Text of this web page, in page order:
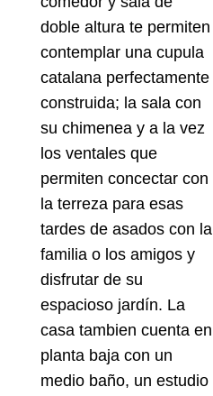
doble altura te permiten
contemplar una cupula
catalana perfectamente
construida; la sala con
su chimenea y a la vez
los ventales que
permiten concectar con
la terreza para esas
tardes de asados con la
familia o los amigos y
disfrutar de su
espacioso jardín. La
casa tambien cuenta en
planta baja con un
medio baño, un estudio